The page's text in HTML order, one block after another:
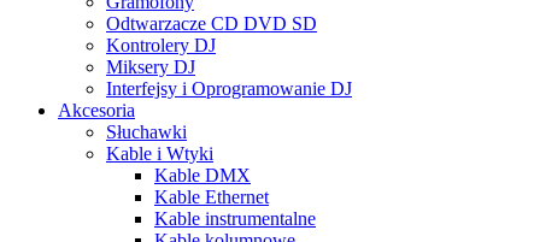
Odtwarzacze CD DVD SD
Kontrolery DJ
Miksery DJ
Interfejsy i Oprogramowanie DJ
Akcesoria
Słuchawki
Kable i Wtyki
Kable DMX
Kable Ethernet
Kable instrumentalne